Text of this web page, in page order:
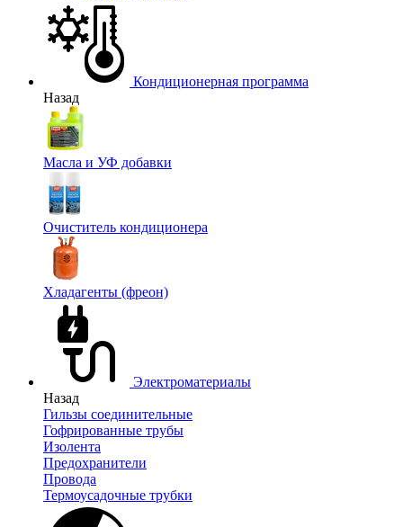
Кондиционерная программа
Назад
Масла и УФ добавки
Очиститель кондиционера
Хладагенты (фреон)
Электроматериалы
Назад
Гильзы соединительные
Гофрированные трубы
Изолента
Предохранители
Провода
Термоусадочные трубки